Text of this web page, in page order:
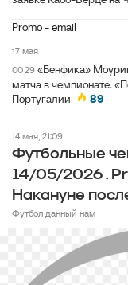
Promo - email
17 мая
00:29 «Бенфика»
матча в чемпионате.
Португалии
89
14 мая, 21:09
Футбольные
14/05/2026 .
Накануне
Футбол данный нам